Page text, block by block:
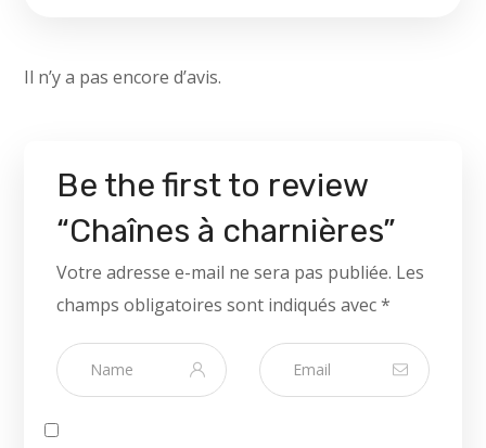
Il n’y a pas encore d’avis.
Be the first to review
“Chaînes à charnières”
Votre adresse e-mail ne sera pas publiée. Les
champs obligatoires sont indiqués avec*